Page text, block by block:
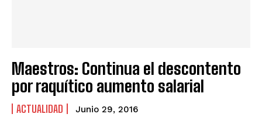
Maestros: Continua el descontento
por raquítico aumento salarial
ACTUALIDAD Junio 29, 2016